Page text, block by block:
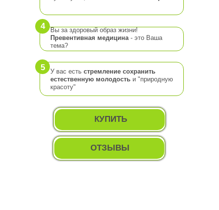
Вы за здоровый образ жизни!
Превентивная медицина - это Ваша
тема?
У вас есть стремление сохранить
естественную молодость и "природную
красоту"
КУПИТЬ
4
5
ОТЗЫВЫ